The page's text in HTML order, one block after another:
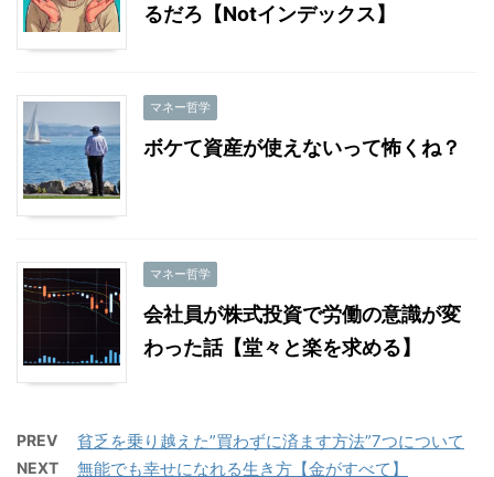
るだろ【Notインデックス】
マネー哲学
ボケて資産が使えないって怖くね？
マネー哲学
会社員が株式投資で労働の意識が変
わった話【堂々と楽を求める】
PREV 貧乏を乗り越えた”買わずに済ます方法”7つについて
NEXT 無能でも幸せになれる生き方【金がすべて】